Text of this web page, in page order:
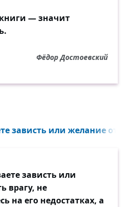
— значит
Фёдор Достоевский
зависть или желание
зависть или
врагу, не
на его недостатках, а